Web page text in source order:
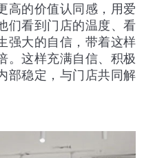
高的价值认同感，用爱
们看到门店的温度、看
强大的自信，带着这样
。这样充满自信、积极
部稳定，与门店共同解